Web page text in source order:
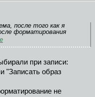
после того как я
форматирования
при записи:
"Записать образ
не